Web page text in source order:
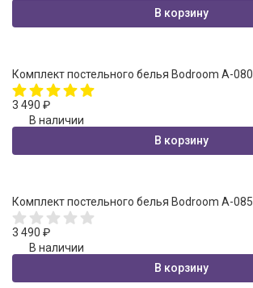
В корзину
Комплект постельного белья Bodroom A-080
3 490 ₽
В наличии
В корзину
Комплект постельного белья Bodroom A-085
3 490 ₽
В наличии
В корзину